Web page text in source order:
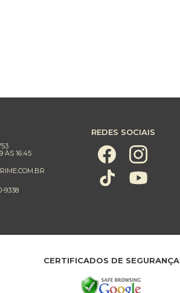
ÀS 16:45
9338
REDES SOCIAIS
CERTIFICADOS DE SEGURANÇA